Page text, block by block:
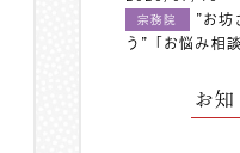
宗務院
”お坊
う”「お悩み相
お